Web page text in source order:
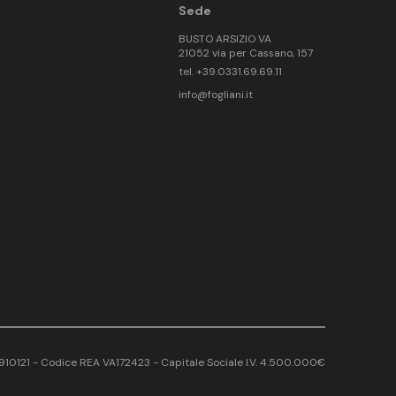
Sede
BUSTO ARSIZIO VA
21052 via per Cassano, 157
tel. +39.0331.69.69.11
info@fogliani.it
- Codice REA VA172423 - Capitale Sociale I.V. 4.500.000€